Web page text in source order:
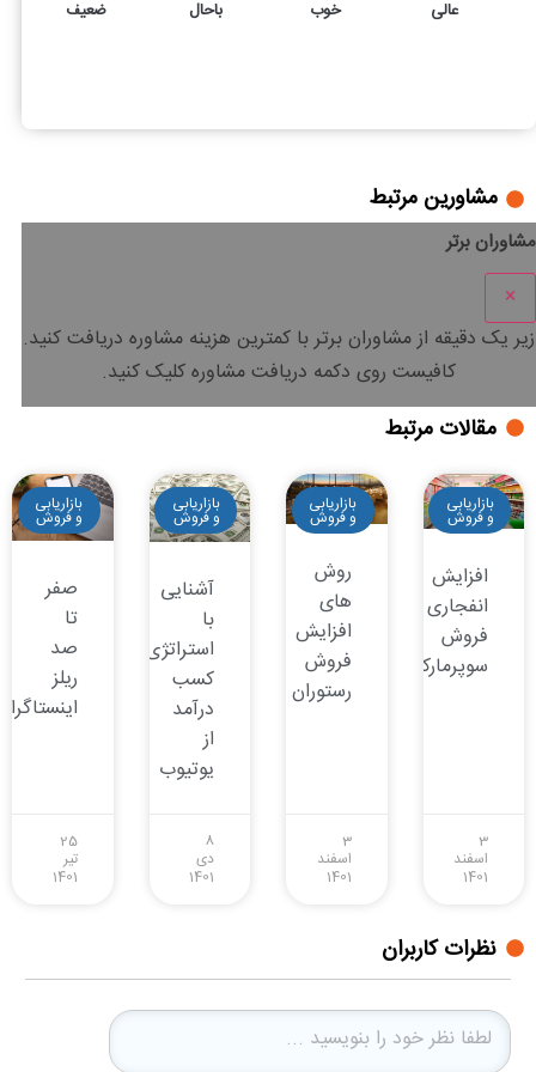
عالی خوب باحال ضعیف
مشاورین مرتبط
مشاوران برتر
×
زیر یک دقیقه از مشاوران برتر باکمترین هزینه مشاوره دریافت کنید.
کافیست روی دکمه دریافت مشاوره کلیک کنید.
مقالات مرتبط
بازاریابی
و فروش
افزایش
انفجاری
فروش
سوپرمارکت
3
اسفند
1401
بازاریابی
و فروش
روش
های
افزایش
فروش
رستوران
3
اسفند
1401
بازاریابی
و فروش
آشنایی
با
استراتژی‌های
کسب
درآمد
از
یوتیوب
8
دی
1401
بازاریابی
و فروش
صفر
تا
صد
ریلز
اینستاگرام
25
تیر
1401
نظرات کاربران